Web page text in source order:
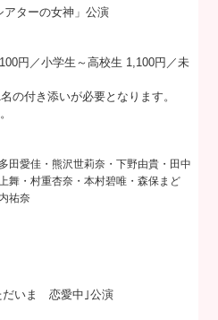
ターの女神」公演
円／小学生～高校生 1,100円／未
の付き添いが必要となります。
田愛佳・熊沢世莉奈・下野由貴・田中
舞・村重杏奈・本村碧唯・森保まど
祐奈
だいま 恋愛中｣公演